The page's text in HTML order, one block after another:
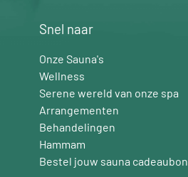
Snel naar
Onze Sauna's
Wellness
Serene wereld van onze spa
Arrangementen
Behandelingen
Hammam
Bestel jouw sauna cadeaubon